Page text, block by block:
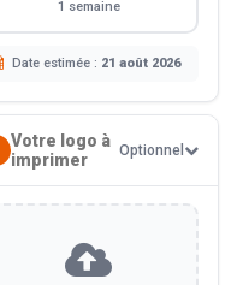
1 semaine
Date estimée : 21 août 2026
Votre logo à
imprimer
Optionnel